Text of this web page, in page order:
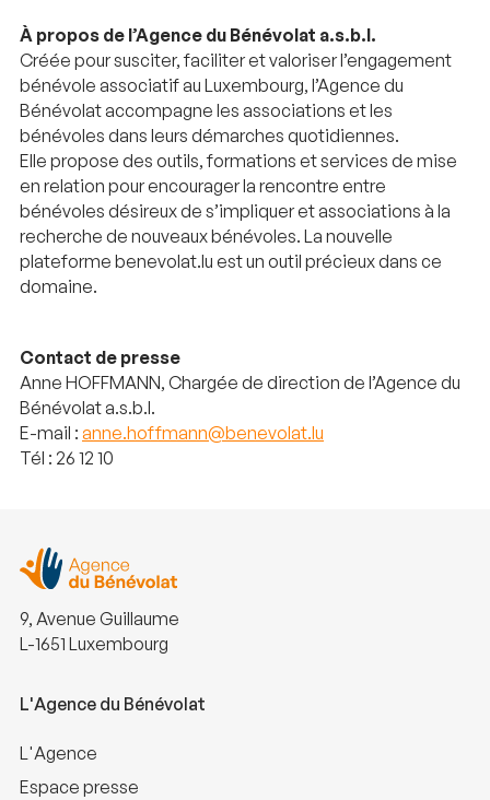
À propos de l’Agence du Bénévolat a.s.b.l.
Créée pour susciter, faciliter et valoriser l’engagement
bénévole associatif au Luxembourg, l’Agence du
Bénévolat accompagne les associations et les
bénévoles dans leurs démarches quotidiennes.
Elle propose des outils, formations et services de mise
en relation pour encourager la rencontre entre
bénévoles désireux de s’impliquer et associations à la
recherche de nouveaux bénévoles. La nouvelle
plateforme benevolat.lu est un outil précieux dans ce
domaine.
Contact de presse
Anne HOFFMANN, Chargée de direction de l’Agence du
Bénévolat a.s.b.l.
E-mail : anne.hoffmann@benevolat.lu
Tél : 26 12 10
9, Avenue Guillaume
L-1651 Luxembourg
L'Agence du Bénévolat
L'Agence
Espace presse